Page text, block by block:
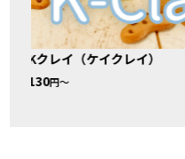
Kクレイ（ケイクレイ）
130円〜